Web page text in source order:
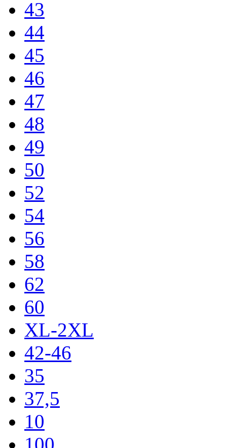
43
44
45
46
47
48
49
50
52
54
56
58
62
60
XL-2XL
42-46
35
37,5
10